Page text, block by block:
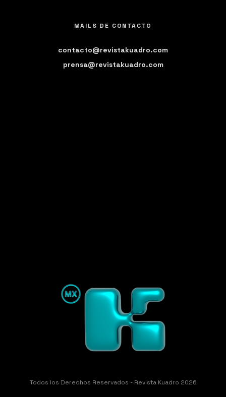
MAILS DE CONTACTO
contacto@revistakuadro.com
prensa@revistakuadro.com
Todos los Derechos Reservados - Revista Kuadro 2026